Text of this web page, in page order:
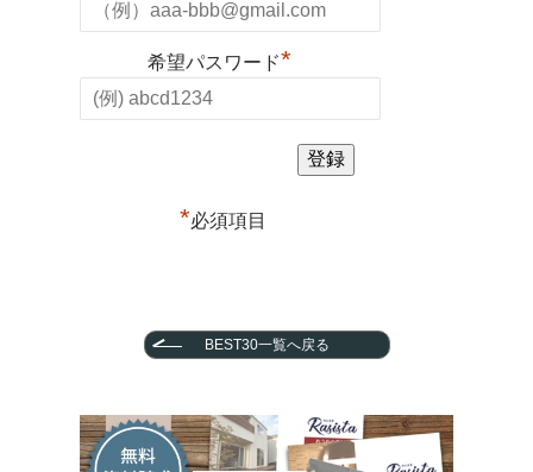
希望パスワード*
*必須項目
BEST30一覧へ戻る